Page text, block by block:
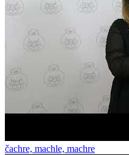
čachre, machle, machre